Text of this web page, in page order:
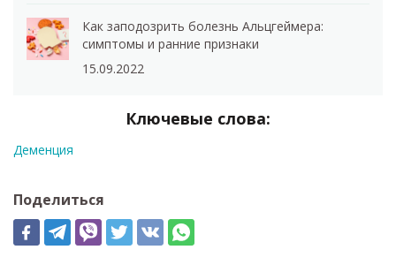
Как заподозрить болезнь Альцгеймера:
симптомы и ранние признаки
15.09.2022
Ключевые слова:
Деменция
Поделиться